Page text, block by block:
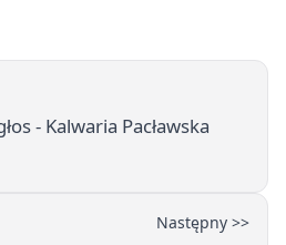
- Kalwaria Pacławska
Następny >>